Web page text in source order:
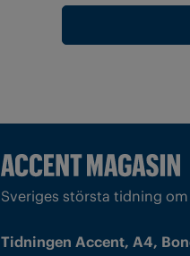
Sveriges största tidning
Tidningen Accent, A4,